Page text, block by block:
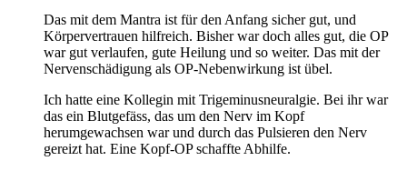
Das mit dem Mantra ist für den Anfang sicher gut, und
Körpervertrauen hilfreich. Bisher war doch alles gut, die OP
war gut verlaufen, gute Heilung und so weiter. Das mit der
Nervenschädigung als OP-Nebenwirkung ist übel.
Ich hatte eine Kollegin mit Trigeminusneuralgie. Bei ihr war
das ein Blutgefäss, das um den Nerv im Kopf
herumgewachsen war und durch das Pulsieren den Nerv
gereizt hat. Eine Kopf-OP schaffte Abhilfe.